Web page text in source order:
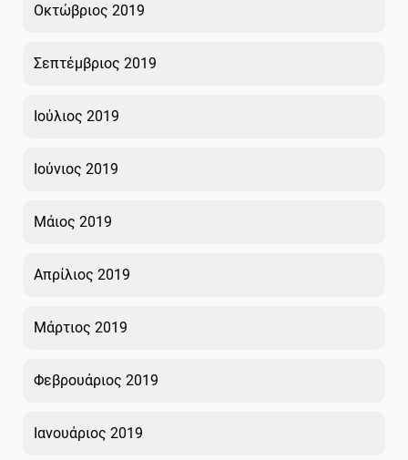
Οκτώβριος 2019
Σεπτέμβριος 2019
Ιούλιος 2019
Ιούνιος 2019
Μάιος 2019
Απρίλιος 2019
Μάρτιος 2019
Φεβρουάριος 2019
Ιανουάριος 2019